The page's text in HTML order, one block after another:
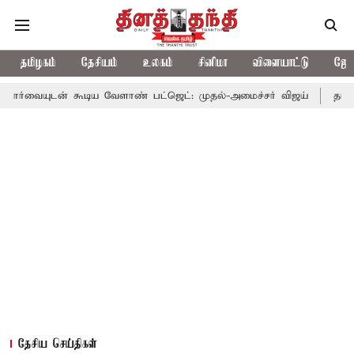
தமிழகம் தேசியம் உலகம் சினிமா விளையாட்டு
வேளாண் பட்ஜெட்: முதல்-அமைச்சர் விஜய் தமிழக
தேசிய செய்திகள்